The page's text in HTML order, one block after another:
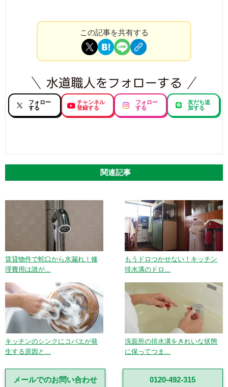
この記事を共有する
フォロー
する
チャンネル
登録する
フォロー
する
友だち追
加する
関連記事
賃貸物件で蛇口から水漏れ！修
理費用は誰が...
もうドロつかせない！キッチン
排水溝のドロ...
キッチンのシンクにコバエが発
生する原因と...
洗面所の排水溝をきれいな状態
に保ってつま...
メールでのお問い合わせ
0120-492-315